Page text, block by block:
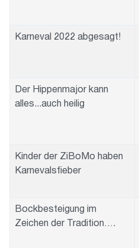
Karneval 2022 abgesagt!
Der Hippenmajor kann
alles...auch heilig
Kinder der ZiBoMo haben
Karnevalsfieber
Bockbesteigung im
Zeichen der Tradition….